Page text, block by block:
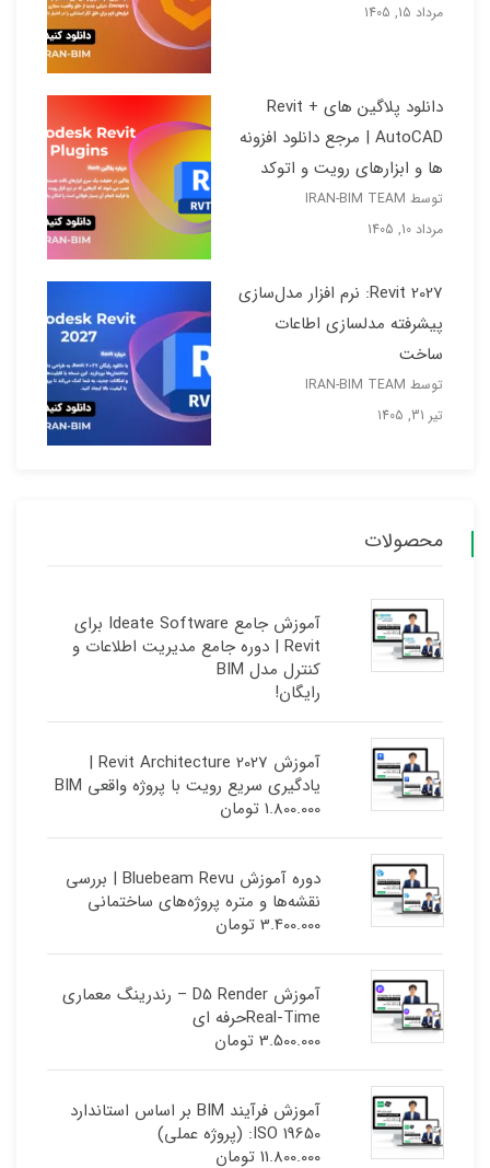
مرداد 15, 1405
دانلود پلاگین های Revit +
AutoCAD | مرجع دانلود افزونه
ها و ابزارهای رویت و اتوکد
توسط IRAN-BIM TEAM
مرداد 10, 1405
Revit 2027: نرم افزار مدل‌سازی
پیشرفته مدلسازی اطاعات
ساخت
توسط IRAN-BIM TEAM
تیر 31, 1405
محصولات
آموزش جامع Ideate Software برای
Revit | دوره جامع مدیریت اطلاعات و
کنترل مدل BIM
رایگان!
آموزش Revit Architecture 2027 |
یادگیری سریع رویت با پروژه واقعی BIM
1.800.000 تومان
دوره آموزش Bluebeam Revu | بررسی
نقشه‌ها و متره پروژه‌های ساختمانی
3.400.000 تومان
آموزش D5 Render – رندرینگ معماری
Real-Timeحرفه ای
3.500.000 تومان
آموزش فرآیند BIM بر اساس استاندارد
ISO 19650: (پروژه عملی)
11.800.000 تومان